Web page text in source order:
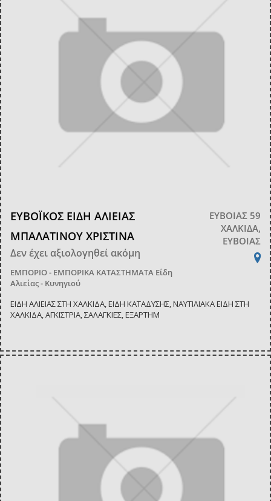
ΕΥΒΟΪΚΟΣ ΕΙΔΗ ΑΛΙΕΙΑΣ
ΜΠΑΛΑΤΙΝΟΥ ΧΡΙΣΤΙΝΑ
Δεν έχει αξιολογηθεί ακόμη
ΕΜΠΟΡΙΟ - ΕΜΠΟΡΙΚΑ ΚΑΤΑΣΤΗΜΑΤΑ Είδη
Αλιείας - Κυνηγιού
ΕΥΒΟΙΑΣ 59
ΧΑΛΚΙΔΑ,
ΕΥΒΟΙΑΣ
ΕΙΔΗ ΑΛΙΕΙΑΣ ΣΤΗ ΧΑΛΚΙΔΑ, ΕΙΔΗ ΚΑΤΑΔΥΣΗΣ, ΝΑΥΤΙΛΙΑΚΑ ΕΙΔΗ ΣΤΗ
ΧΑΛΚΙΔΑ, ΑΓΚΙΣΤΡΙΑ, ΣΑΛΑΓΚΙΕΣ, ΕΞΑΡΤΗΜ